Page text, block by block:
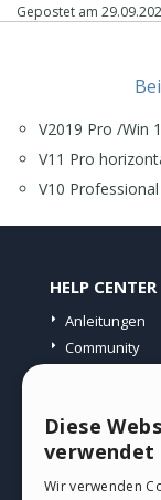
Gepostet am
V2019 Pro /Win
V11 Pro
V10
HELP CENTER
Anleitungen
Community
PROFIL
Diese
verwendet
Wir verwenden